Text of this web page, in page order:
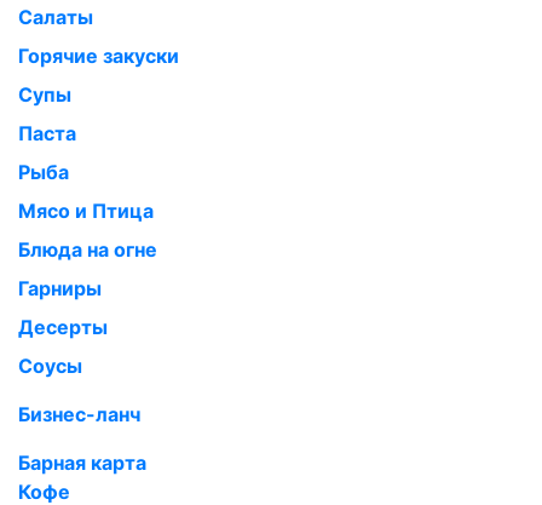
Салаты
Горячие закуски
Супы
Паста
Рыба
Мясо и Птица
Блюда на огне
Гарниры
Десерты
Соусы
Бизнес-ланч
Барная карта
Кофе